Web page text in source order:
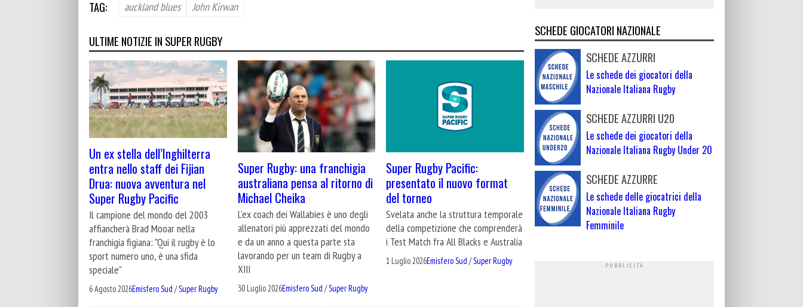
TAG: auckland blues John Kirwan
ULTIME NOTIZIE IN SUPER RUGBY
Un ex stella dell’Inghilterra
entra nello staff dei Fijian
Drua: nuova avventura nel
Super Rugby Pacific
Il campione del mondo del 2003
affiancherà Brad Mooar nella
franchigia figiana: "Qui il rugby è lo
sport numero uno, è una sfida
speciale"
6 Agosto 2026Emisfero Sud /Super Rugby
Super Rugby: una franchigia
australiana pensa al ritorno di
Michael Cheika
L'ex coach dei Wallabies è uno degli
allenatori più apprezzati del mondo
e da un anno a questa parte sta
lavorando per un team di Rugby a
XIII
30 Luglio 2026Emisfero Sud /Super Rugby
Super Rugby Pacific:
presentato il nuovo format
del torneo
Svelata anche la struttura temporale
della competizione che comprenderà
i Test Match fra All Blacks e Australia
1 Luglio 2026Emisfero Sud /Super Rugby
SCHEDE GIOCATORI NAZIONALE
SCHEDE AZZURRI
Le schede dei giocatori della
Nazionale Italiana Rugby
SCHEDE AZZURRI U20
Le schede dei giocatori della
Nazionale Italiana Rugby Under 20
SCHEDE AZZURRE
Le schede delle giocatrici della
Nazionale Italiana Rugby
Femminile